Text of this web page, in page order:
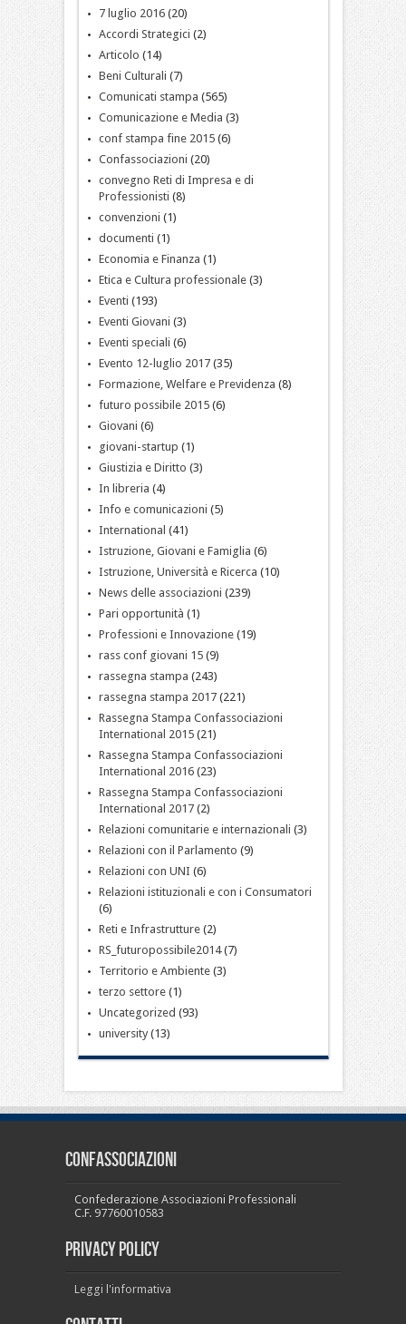
7 luglio 2016(20)
Accordi Strategici (2)
Articolo (14)
Beni Culturali (7)
Comunicati stampa (565)
Comunicazione e Media (3)
conf stampa fine 2015(6)
Confassociazioni (20)
convegno Reti di Impresa e di
Professionisti (8)
convenzioni (1)
documenti (1)
Economia e Finanza (1)
Etica e Cultura professionale(3)
Eventi (193)
Eventi Giovani (3)
Eventi speciali (6)
Evento 12-luglio 2017(35)
Formazione, Welfare e Previdenza (8)
futuro possibile 2015(6)
Giovani (6)
giovani-startup (1)
Giustizia e Diritto (3)
In libreria (4)
Info e comunicazioni (5)
International (41)
Istruzione, Giovani e Famiglia (6)
Istruzione, Università e Ricerca (10)
News delle associazioni (239)
Pari opportunità (1)
Professioni e Innovazione(19)
rass conf giovani 15(9)
rassegna stampa (243)
rassegna stampa 2017(221)
Rassegna Stampa Confassociazioni
International 2015(21)
Rassegna Stampa Confassociazioni
International 2016(23)
Rassegna Stampa Confassociazioni
International 2017(2)
Relazioni comunitarie e internazionali (3)
Relazioni con il Parlamento (9)
Relazioni con UNI (6)
Relazioni istituzionali e con i Consumatori
(6)
Reti e Infrastrutture(2)
RS_futuropossibile2014(7)
Territorio e Ambiente(3)
terzo settore(1)
Uncategorized (93)
university(13)
CONFASSOCIAZIONI
Confederazione Associazioni Professionali
C.F. 97760010583
PRIVACY POLICY
Leggi l'informativa